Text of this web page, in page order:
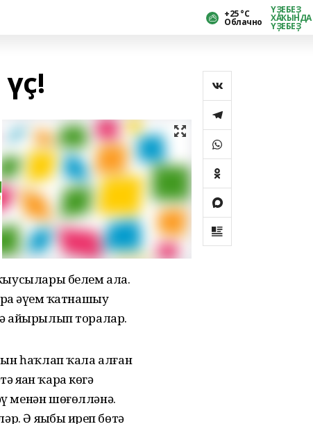
+25 °С
Облачно
ҮҘЕБЕҘ
ХАҠЫНДА
ҮҘЕБЕҘ
белем ала.
әүҙем ҡатнашыу
айырылып торалар.
һаҡлап ҡала алған
ҡара көҙгә
менән шөғөлләнә.
Ә яҙыбыҙ иреп бөтә